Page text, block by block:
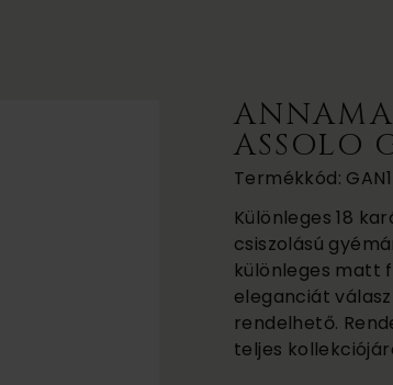
ASSOLO
Termékkód:
Különleges 18
csiszolású
különleges matt
eleganciát
rendelhető.
teljes